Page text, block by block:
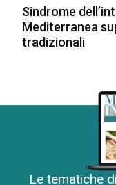
Sindrome
Mediterranea
tradizionali
Le tematiche